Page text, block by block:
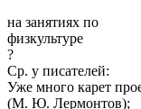
на занятиях по
физкультуре
?
Ср. у писателей:
Уже много карет
(М. Ю. Лермонтов);